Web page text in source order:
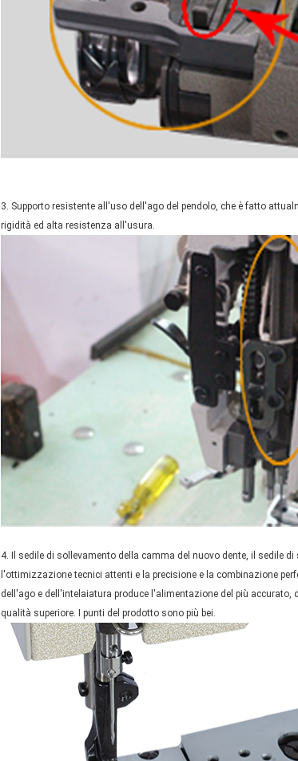
3. Supporto resistente all'uso dell'ago del pendolo, che è fatto
rigidità ed alta resistenza all'usura.
4. Il sedile di sollevamento della camma del nuovo dente, il sedile
l'ottimizzazione tecnici attenti e la precisione e la combinazione
dell'ago e dell'intelaiatura produce l'alimentazione del più
qualità superiore. I punti del prodotto sono più bei.